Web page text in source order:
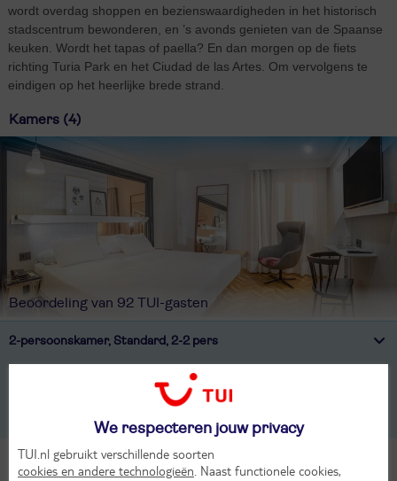
wordt overdag shoppen en bezienswaardigheden in het historisch
stadscentrum bewonderen, en ’s avonds genieten van de Spaanse
keuken. Wordt het tapas of paella? En dan morgen op de fiets
richting Turia Park en het Ciudad de las Artes. Om vervolgens te
eindigen op het heerlijke brede strand.
Kamers (4)
Beoordeling van 92 TUI-gasten
2-persoonskamer, Standard, 2-2 pers
2-persoonskamer, Superior, 2-2 pers
2-persoonskamer, Standard, 1-1 pers
Alle Kamers
We respecteren jouw privacy
TUI.nl gebruikt verschillende soorten
cookies en andere technologieën . Naast functionele cookies,